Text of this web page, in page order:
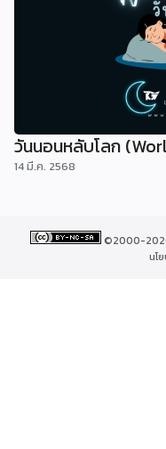
วันนอนหลับโลก
14 มี.ค. 2568
©2000-
นโ